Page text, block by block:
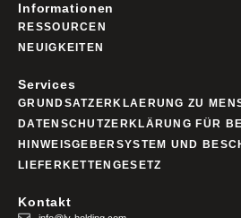
Informationen
RESSOURCEN
NEUIGKEITEN
Services
GRUNDSATZERKLAERUNG ZU
DATENSCHUTZERKLÄRUNG FÜR
HINWEISGEBERSYSTEM UND
LIEFERKETTENGESETZ
Kontakt